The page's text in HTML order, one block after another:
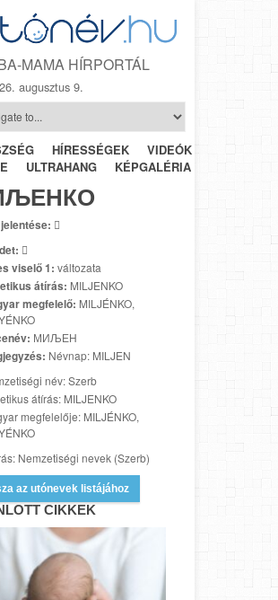
MAMA HÍRPORTÁL
augusztus 9.
HÍRESSÉGEK VIDEÓK
HÉTRŐL-
ULTRAHANG KÉPGALÉRIA


viselő 1: változata
átírás: MILJENKO
megfelelő: MILJÉNKO,
МИЉЕН
Névnap: MILJEN
név: Szerb
átírás: MILJENKO
megfelelője: MILJÉNKO,
Nemzetiségi nevek (Szerb)
az utónevek listájához
CIKKEK